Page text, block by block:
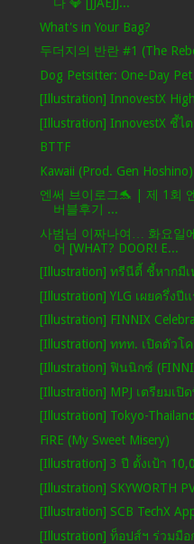
What's in Your Bag?
두더지의 반란 #1 (The
Dog Petsitter: One-Day Pet
[Illustration] InnovestX
[Illustration] InnovestX ชี้ไ
BTTF
Kawaii (Prod. Gen Hoshino)
엔써 브이로그🐬 | 제 1회
버블후기 ...
사범님 이짜나여… 화요일
어 [WHAT? DOOR! E...
[Illustration] ทรีนีตี้ ชี้หากมี
[Illustration] YLG เผยครึ่งปี
[Illustration] FINNIX
[Illustration] ททท. เปิดตัวโค
[Illustration] ฟินนิกซ์
[Illustration] MPJ เตรียมเ
[Illustration] Tokyo-
FiRE (My Sweet Misery)
[Illustration] 3 ปี ตั้งเป้า
[Illustration] SKYWORTH
[Illustration] SCB TechX
[Illustration] ท็อปส์ฯ ร่วมมื